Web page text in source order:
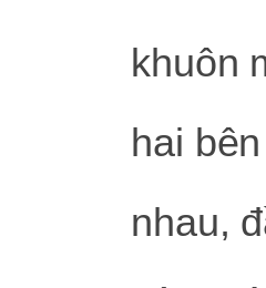
khuôn
hai
nhau,